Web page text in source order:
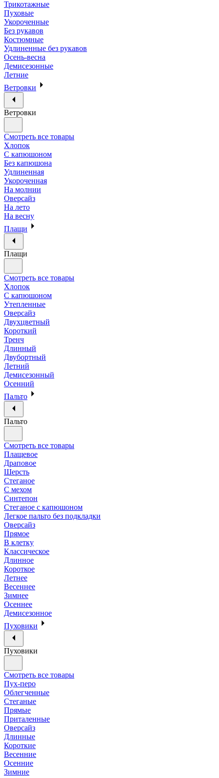
Трикотажные
Пуховые
Укороченные
Без рукавов
Костюмные
Удлиненные без рукавов
Осень-весна
Демисезонные
Летние
Ветровки
Ветровки
Смотреть все товары
Хлопок
С капюшоном
Без капюшона
Удлиненная
Укороченная
На молнии
Оверсайз
На лето
На весну
Плащи
Плащи
Смотреть все товары
Хлопок
С капюшоном
Утепленные
Оверсайз
Двухцветный
Короткий
Тренч
Длинный
Двубортный
Летний
Демисезонный
Осенний
Пальто
Пальто
Смотреть все товары
Плащевое
Драповое
Шерсть
Стеганое
С мехом
Синтепон
Стеганое с капюшоном
Легкое пальто без подкладки
Оверсайз
Прямое
В клетку
Классическое
Длинное
Короткое
Летнее
Весеннее
Зимнее
Осеннее
Демисезонное
Пуховики
Пуховики
Смотреть все товары
Пух-перо
Облегченные
Стеганые
Прямые
Приталенные
Оверсайз
Длинные
Короткие
Весенние
Осенние
Зимние